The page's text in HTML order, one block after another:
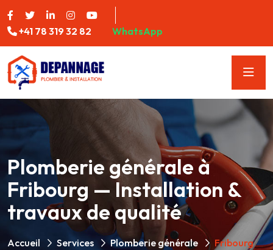
+41 78 319 32 82 WhatsApp
Plomberie générale à
Fribourg — Installation &
travaux de qualité
Accueil Services Plomberie générale Fribourg